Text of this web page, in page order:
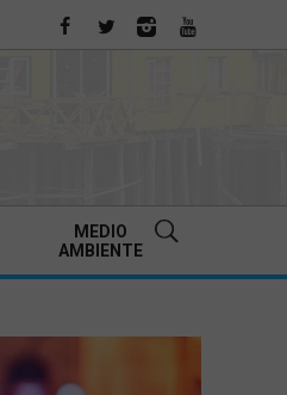
MEDIO
AMBIENTE